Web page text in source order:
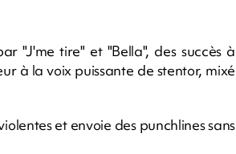
"J'me tire" et "Bella", des succès à
à la voix puissante de stentor, mixé
et envoie des punchlines sans